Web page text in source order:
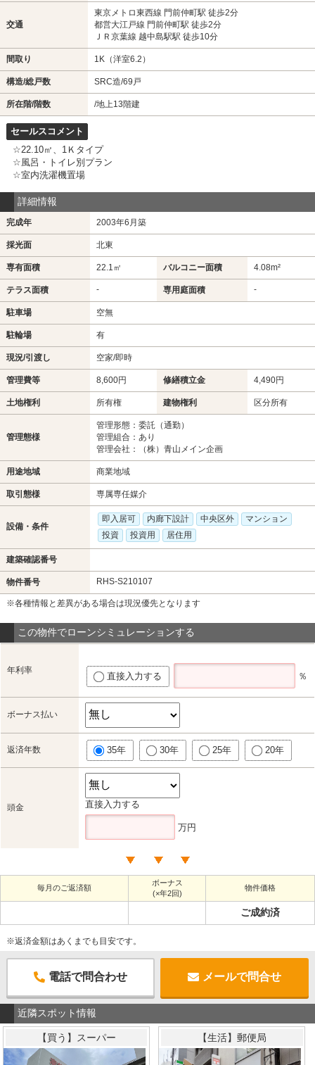
交通
東京メトロ東西線 門前仲町駅 徒歩2分
都営大江戸線 門前仲町駅 徒歩2分
ＪＲ京葉線 越中島駅駅 徒歩10分
間取り 1K（洋室6.2）
構造/総戸数 SRC造/69戸
所在階/階数 /地上13階建
セールスコメント
☆22.10㎡、1Ｋタイプ
☆風呂・トイレ別プラン
☆室内洗濯機置場
詳細情報
完成年 2003年6月築
採光面 北東
専有面積 22.1㎡ バルコニー面積 4.08m²
テラス面積 - 専用庭面積 -
駐車場 空無
駐輪場 有
現況/引渡し 空家/即時
管理費等 8,600円 修繕積立金 4,490円
土地権利 所有権 建物権利 区分所有
管理態様
管理形態：委託（通勤）
管理組合：あり
管理会社：（株）青山メイン企画
用途地域 商業地域
取引態様 専属専任媒介
設備・条件
即入居可 内廊下設計 中央区外
マンション
投資
投資用 居住用
建築確認番号
物件番号 RHS-S210107
※各種情報と差異がある場合は現況優先となります
この物件でローンシミュレーションする
年利率
直接入力する ％
ボーナス払い
返済年数 35年 30年 25年 20年
頭金 直接入力する
万円
毎月のご返済額
ボーナス
(×年2回)
物件価格
ご成約済
※返済金額はあくまでも目安です。
電話で問合わせ メールで問合せ
近隣スポット情報
【買う】スーパー 【生活】郵便局